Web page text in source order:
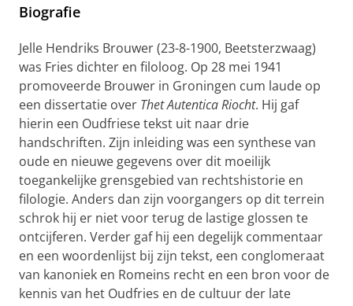
Biografie
Jelle Hendriks Brouwer (23-8-1900, Beetsterzwaag)
was Fries dichter en filoloog. Op 28 mei 1941
promoveerde Brouwer in Groningen cum laude op
een dissertatie over Thet Autentica Riocht. Hij gaf
hierin een Oudfriese tekst uit naar drie
handschriften. Zijn inleiding was een synthese van
oude en nieuwe gegevens over dit moeilijk
toegankelijke grensgebied van rechtshistorie en
filologie. Anders dan zijn voorgangers op dit terrein
schrok hij er niet voor terug de lastige glossen te
ontcijferen. Verder gaf hij een degelijk commentaar
en een woordenlijst bij zijn tekst, een conglomeraat
van kanoniek en Romeins recht en een bron voor de
kennis van het Oudfries en de cultuur der late